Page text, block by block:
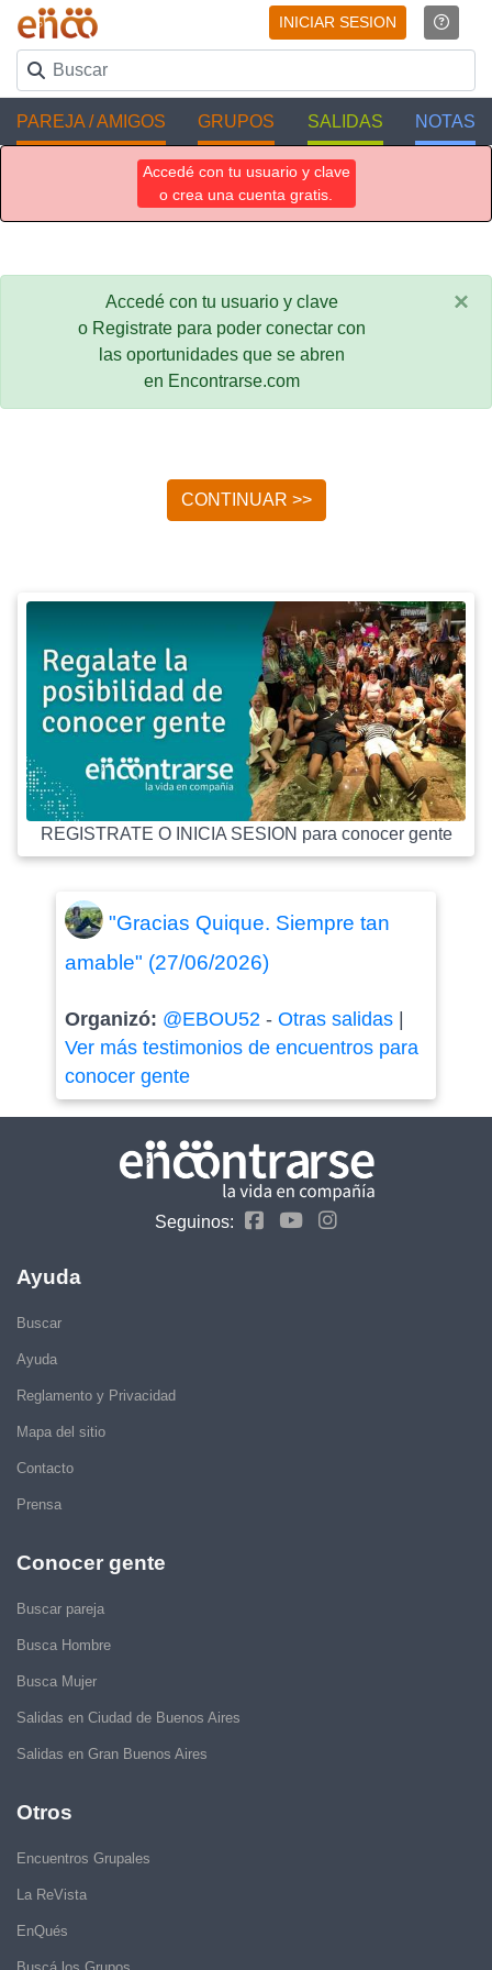
INICIAR SESION
PAREJA / AMIGOS GRUPOS SALIDAS NOTAS
Accedé con tu usuario y clave
o crea una cuenta gratis.
Accedé con tu usuario y clave
o Registrate para poder conectar con
las oportunidades que se abren
en Encontrarse.com
×
CONTINUAR >>
REGISTRATE O INICIA SESION para conocer gente
"Gracias Quique. Siempre tan
amable" (27/06/2026)
Organizó: @EBOU52- Otras salidas|
Ver más testimonios de encuentros para
conocer gente
Seguinos:
Ayuda
Buscar
Ayuda
Reglamento y Privacidad
Mapa del sitio
Contacto
Prensa
Conocer gente
Buscar pareja
Busca Hombre
Busca Mujer
Salidas en Ciudad de Buenos Aires
Salidas en Gran Buenos Aires
Otros
Encuentros Grupales
La ReVista
EnQués
Buscá los Grupos